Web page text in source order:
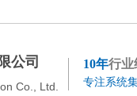
Co., Ltd.
公司 10年行业
专注系统